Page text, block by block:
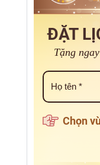
ĐẶT
Tặng
Chọn